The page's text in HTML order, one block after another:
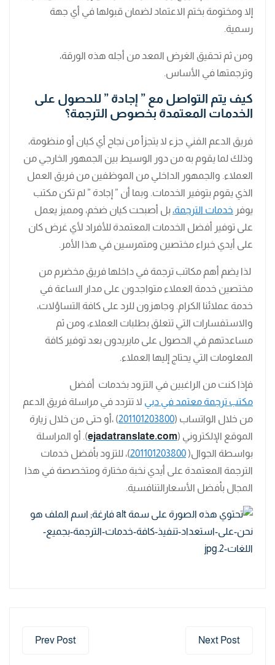
إلا ومختومة بختم الاعتماد لضمان قبولها في أي جهة
رسمية.
ومن ثم تحقيق الغرض المعد من أجله هذه الورقة،
وترجمتها في الأساس.
كيف يتم التواصل مع ” إجادة ” للحصول على
الخدمات المعتمدة بخصوص الترجمة؟
فريق الدعم الفني جزء لا يتجزأ من نجاح أي كيان أو منظومة،
وذلك لما يقوم به من دور الوسيط بين الجمهور الخارجي من
العملاء. والجمهور الداخلي من الموظفين من فريق العمل
الذي يقوم بتوفير الخدمات. وبما أن ” إجادة ” لم تكن مكتب
يوفر خدمات الترجمة،بل أصبحت كيان ضخم، ومميز يعمل
على توفير أفضل الخدمات المعتمدة للأفراد لأي غرض كان
على أيدي خبراء مختصين ومتمرسين في هذا الأمر.
لذا يضم أهم مكاتب ترجمة في داخلها فريق مخضرم من
مختصين خدمة العملاء متواجدون على مدار الساعة في
خدمة عملائنا الكرام. وجاهزون للرد على كافة التساؤلات،
والاستفسارات التي تتعلق بطلبات العملاء، ومن ثم
مساعدتهم في الحصول على مايريدون بعد توفير كافة
المعلومات التي يحتاج إليها العملاء.
فإذا كنت من الراغبين في التزود بخدمات أفضل
مكتب ترجمة معتمد في دبي لا تتردد في مراسلة فريق الدعم
من خلال الواتساب (201101203800) ،أو حتى من خلال زيارة
الموقع الإلكتروني (ejadatranslate.com). أو المراسلة
بواسطة الجوال( 201101203800)، للتزود بأفضل خدمات
الترجمة المعتمدة على أيدي نخبة مختارة ومتخصصة في هذا
المجال بأفضل الأسعارالتنافسية.
Prev Post Next Post